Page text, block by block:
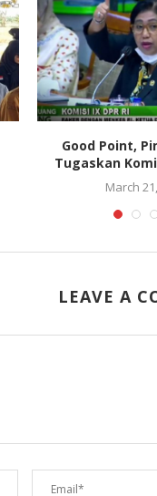
Good Point,
Tugaskan
March
LEAVE A